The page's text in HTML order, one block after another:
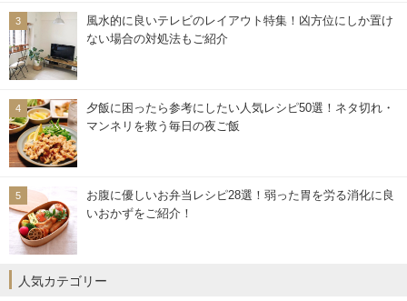
風水的に良いテレビのレイアウト特集！凶方位にしか置け
ない場合の対処法もご紹介
夕飯に困ったら参考にしたい人気レシピ50選！ネタ切れ・
マンネリを救う毎日の夜ご飯
お腹に優しいお弁当レシピ28選！弱った胃を労る消化に良
いおかずをご紹介！
人気カテゴリー